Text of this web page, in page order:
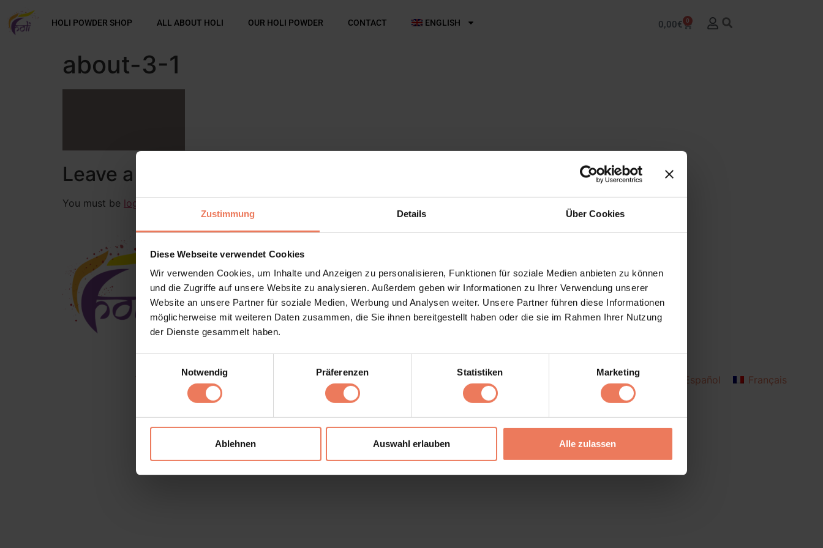
Zustimmung Details Über Cookies
Diese Webseite verwendet Cookies
Wir verwenden Cookies, um Inhalte und Anzeigen zu personalisieren, Funktionen für soziale Medien anbieten zu können
und die Zugriffe auf unsere Website zu analysieren. Außerdem geben wir Informationen zu Ihrer Verwendung unserer
Website an unsere Partner für soziale Medien, Werbung und Analysen weiter. Unsere Partner führen diese Informationen
möglicherweise mit weiteren Daten zusammen, die Sie ihnen bereitgestellt haben oder die sie im Rahmen Ihrer Nutzung
der Dienste gesammelt haben.
Notwendig
Präferenzen Statistiken Marketing
Ablehnen Auswahl erlauben Alle zulassen
HOLI POWDER SHOP ALL ABOUT HOLI OUR HOLI POWDER CONTACT ENGLISH 0,00€ 0
about-3-1
Leave a Reply
You must be logged in
Terms and Conditions English Español
Français